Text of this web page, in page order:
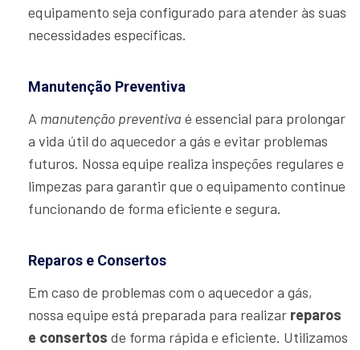
equipamento seja configurado para atender às suas
necessidades específicas.
Manutenção Preventiva
A manutenção preventiva é essencial para prolongar
a vida útil do aquecedor a gás e evitar problemas
futuros. Nossa equipe realiza inspeções regulares e
limpezas para garantir que o equipamento continue
funcionando de forma eficiente e segura.
Reparos e Consertos
Em caso de problemas com o aquecedor a gás,
nossa equipe está preparada para realizar reparos
e consertos de forma rápida e eficiente. Utilizamos